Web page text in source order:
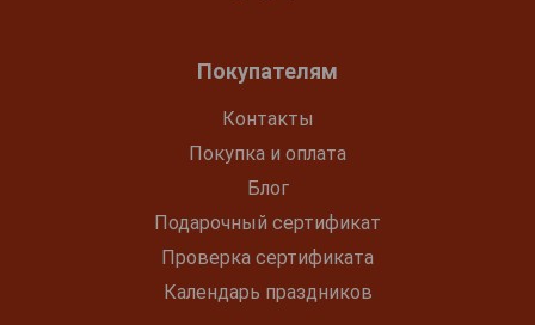
Покупателям
Контакты
Покупка и оплата
Блог
Подарочный сертификат
Проверка сертификата
Календарь праздников